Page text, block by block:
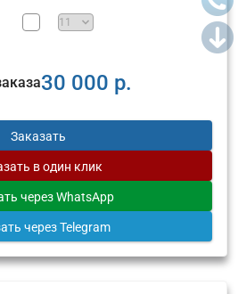
30 000 р.
Заказать
в один клик
через WhatsApp
через Telegram